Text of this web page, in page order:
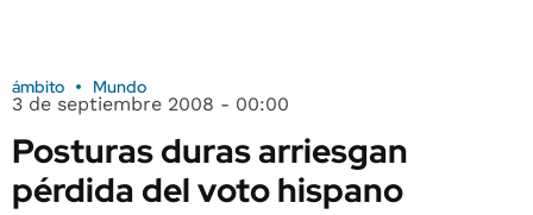
ámbito Mundo
3 de septiembre 2008 - 00:00
Posturas duras arriesgan
pérdida del voto hispano